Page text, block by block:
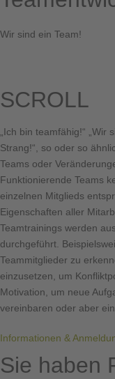
Wir sind ein Team!
SCROLL
„Ich bin teamfähig!“ „Wir
Strang!“, so oder so
Teams oder
Funktionierende Teams
einzelnen Mitglieds
Eigenschaften aller
Teamtrainings werden
durchgeführt.
Teammitglieder zu
einzusetzen, um
Motivation, um neue
vereinbaren oder aber
Informationen &
Sie haben